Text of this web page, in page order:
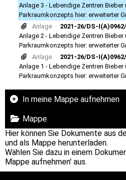
Anlage 3 - Lebendige Zentren
Parkraumkonzepts hier: erweiterter
Anlage
2021-26/DS-
Anlage 2 - Lebendige Zentren
Parkraumkonzepts hier: erweiterter
Anlage
2021-26/DS-
Anlage 1 - Lebendige Zentren
Parkraumkonzepts hier: erweiterter
In meine Mappe aufnehmen
Mappe
Hier können Sie Dokumente aus
und als Mappe herunterladen.
Wählen Sie dazu in einem
Mappe aufnehmen' aus.